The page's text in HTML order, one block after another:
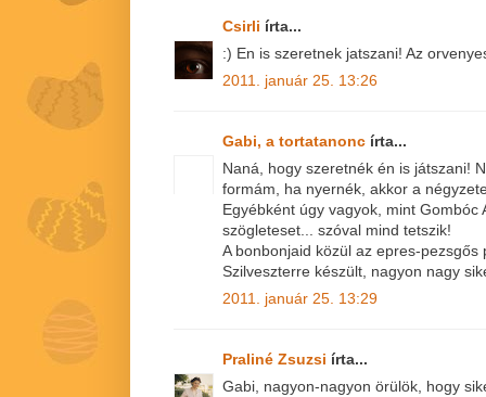
Csirli írta...
:) En is szeretnek jatszani! Az
2011. január 25. 13:26
Gabi, a tortatanonc írta...
Naná, hogy szeretnék én is játszani!
formám, ha nyernék, akkor a
Egyébként úgy vagyok, mint
szögleteset... szóval mind tetszik!
A bonbonjaid közül az epres-
Szilveszterre készült, nagyon nagy
2011. január 25. 13:29
Praliné Zsuzsi írta...
Gabi, nagyon-nagyon örülök, hogy